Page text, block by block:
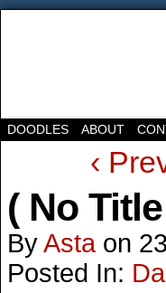
DOODLES ABOUT
‹
( No
ByAsta on
Posted In: